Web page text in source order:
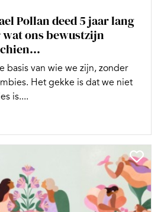
Pollan deed 5 jaar lang
ons bewustzijn
basis van wie we zijn, zonder
Het gekke is dat we niet
is....